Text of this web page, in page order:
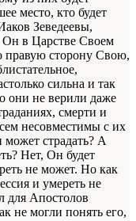
место, кто будет
Зеведеевы,
Он в Царстве Своем
правую сторону Свою,
сильна и так
они не верили даже
смерти и
несовместимы с их
страдать? А
Нет, Он будет
не может. Но как
и умереть не
для Апостолов
не могли понять его,